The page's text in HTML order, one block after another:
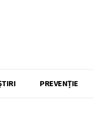
PREVENȚIE